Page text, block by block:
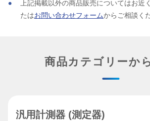
上記掲載以外の商品販売についてはお近
たはお問い合わせフォームからご相談く
商品カテゴリーか
汎用計測器 (測定器)